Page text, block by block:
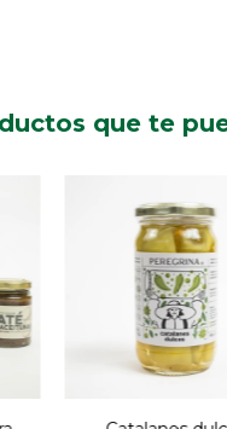
que te